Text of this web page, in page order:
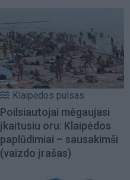
Klaipėdos pulsas
Poilsiautojai mėgaujasi
įkaitusiu oru: Klaipėdos
paplūdimiai – sausakimši
(vaizdo įrašas)